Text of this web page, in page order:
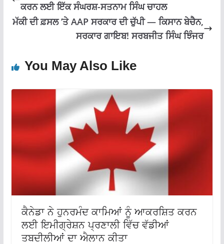
ਕਰਨ ਲਈ ਇੱਕ ਸੰਘਰਸ਼-ਸਤਨਾਮ ਸਿੰਘ ਚਾਹਲ
ਮੱਕੀ ਦੀ ਫ਼ਸਲ ’ਤੇ AAP ਸਰਕਾਰ ਦੀ ਚੁੱਪੀ — ਕਿਸਾਨ ਬੇਚੈਨ,
ਸਰਕਾਰ ਗਾਇਬ! ਸਰਬਜੀਤ ਸਿੰਘ ਝਿੰਜਰ
You May Also Like
ਕੈਨੇਡਾ ਨੇ ਹੁਨਰਮੰਦ ਕਾਮਿਆਂ ਨੂੰ ਆਕਰਸ਼ਿਤ ਕਰਨ
ਲਈ ਇਮੀਗ੍ਰੇਸ਼ਨ ਪ੍ਰਣਾਲੀ ਵਿੱਚ ਵੱਡੀਆਂ
ਤਬਦੀਲੀਆਂ ਦਾ ਐਲਾਨ ਕੀਤਾ